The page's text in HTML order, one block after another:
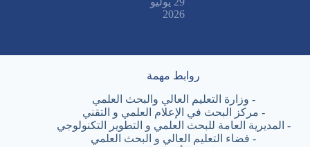
2026
روابط مهمة
- وزارة التعليم العالي والبحث العلمي
- مركز البحث في الإعلام العلمي و التقني
- المديرية العامة للبحث العلمي و التطوير التكنولوجي
- فضاء التعليم العالي و البحث العلمي